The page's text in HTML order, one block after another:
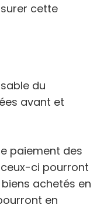
cette
du
avant et
paiement des
ceux-ci pourront
achetés en
en